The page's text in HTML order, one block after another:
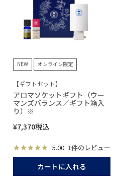
NEW オンライン限定
【ギフトセット】
アロマソケットギフト（ウー
マンズバランス／ギフト箱入
り）※
¥7,370税込
5.00 1件のレビュー
カートに入れる